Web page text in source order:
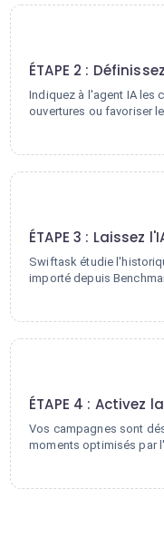
ÉTAPE 2 :
Indiquez à l'agent IA les
ouvertures ou favoriser
ÉTAPE 3 : Laissez
Swiftask étudie
importé depuis
ÉTAPE 4 :
Vos campagnes sont
moments optimisés par